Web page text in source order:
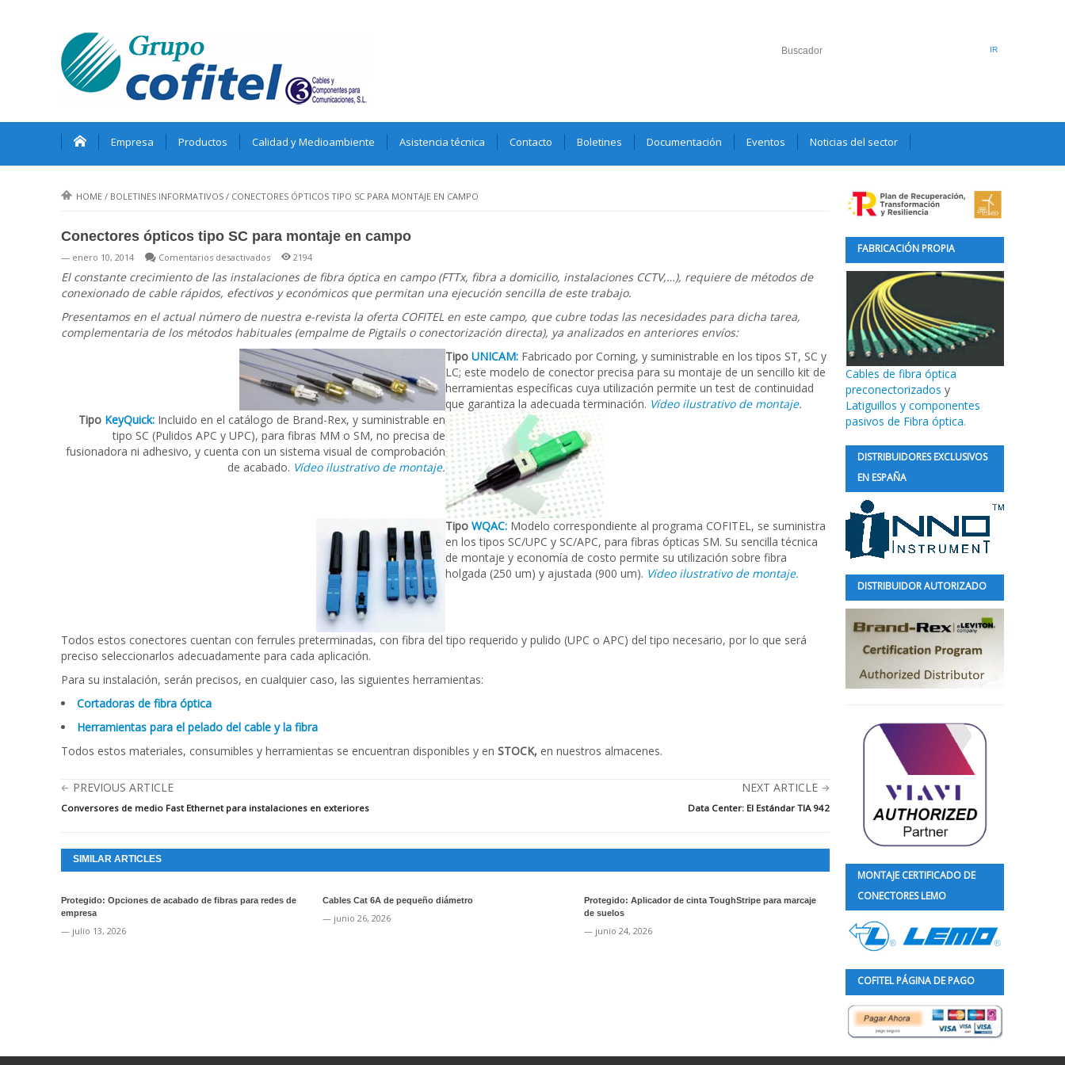
Empresa Productos Calidad y Medioambiente Asistencia técnica Contacto Boletines Documentación Eventos Noticias del sector
HOME / BOLETINES INFORMATIVOS / CONECTORES ÓPTICOS TIPO SC PARA MONTAJE EN CAMPO
Conectores ópticos tipo SC para montaje en campo
— enero 10, 2014 Comentarios desactivadosen
Conectores
ópticos
tipo
SC
para
montaje
en
campo
2194
El constante crecimiento de las instalaciones de fibra óptica en campo (FTTx, fibra a domicilio, instalaciones CCTV,…), requiere de métodos de
conexionado de cable rápidos, efectivos y económicos que permitan una ejecución sencilla de este trabajo.
Presentamos en el actual número de nuestra e-revista la oferta COFITEL en este campo, que cubre todas las necesidades para dicha tarea,
complementaria de los métodos habituales (empalme de Pigtails o conectorización directa), ya analizados en anteriores envíos:
Tipo UNICAM: Fabricado por Corning, y suministrable en los tipos ST, SC y
LC; este modelo de conector precisa para su montaje de un sencillo kit de
herramientas específicas cuya utilización permite un test de continuidad
que garantiza la adecuada terminación. Vídeo ilustrativo de montaje.
Tipo KeyQuick: Incluido en el catálogo de Brand-Rex, y suministrable en
tipo SC (Pulidos APC y UPC), para fibras MM o SM, no precisa de
fusionadora ni adhesivo, y cuenta con un sistema visual de comprobación
de acabado. Vídeo ilustrativo de montaje.
Tipo WQAC: Modelo correspondiente al programa COFITEL, se suministra
en los tipos SC/UPC y SC/APC, para fibras ópticas SM. Su sencilla técnica
de montaje y economía de costo permite su utilización sobre fibra
holgada (250 um) y ajustada (900 um). Vídeo ilustrativo de montaje.
Todos estos conectores cuentan con ferrules preterminadas, con fibra del tipo requerido y pulido (UPC o APC) del tipo necesario, por lo que será
preciso seleccionarlos adecuadamente para cada aplicación.
Para su instalación, serán precisos, en cualquier caso, las siguientes herramientas:
Cortadoras de fibra óptica
Herramientas para el pelado del cable y la fibra
Todos estos materiales, consumibles y herramientas se encuentran disponibles y en STOCK, en nuestros almacenes.
PREVIOUS ARTICLE
Conversores de medio Fast Ethernet para instalaciones en exteriores
NEXT ARTICLE
Data Center: El Estándar TIA 942
SIMILAR ARTICLES
Protegido: Opciones de acabado de fibras para redes de
empresa
— julio 13, 2026
Cables Cat 6A de pequeño diámetro
— junio 26, 2026
Protegido: Aplicador de cinta ToughStripe para marcaje
de suelos
— junio 24, 2026
FABRICACIÓN PROPIA
Cables de fibra óptica
preconectorizados y
Latiguillos y componentes
pasivos de Fibra óptica.
DISTRIBUIDORES EXCLUSIVOS
EN ESPAÑA
DISTRIBUIDOR AUTORIZADO
MONTAJE CERTIFICADO DE
CONECTORES LEMO
COFITEL PÁGINA DE PAGO